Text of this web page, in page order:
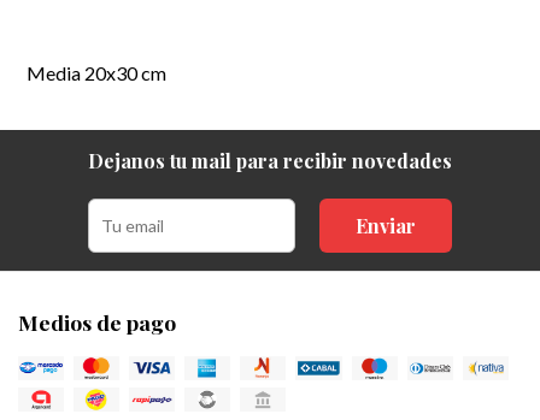
Media 20x30 cm
Dejanos tu mail para recibir novedades
Enviar
Medios de pago